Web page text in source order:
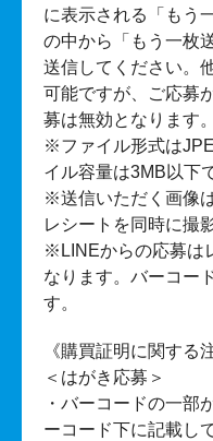
に表示される「もう
の中から「もう一枚
送信してください。
可能ですが、ご応募
募は無効となります
※ファイル形式は
イル容量は3MB以下
※送信いただく画像
レシートを同時に撮
※LINEからの応募は
なります。バーコー
す。
《購買証明に関する
＜はがき応募＞
・バーコードの一部
ーコード下に記載し